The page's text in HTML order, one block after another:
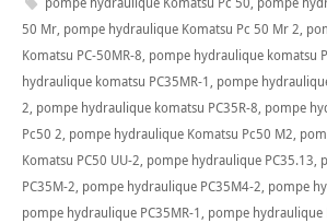
50 Mr, pompe hydraulique Komatsu Pc 50 Mr 2,
Komatsu PC-50MR-8, pompe hydraulique komatsu
hydraulique komatsu PC35MR-1, pompe
2, pompe hydraulique komatsu PC35R-8, pompe
Pc50 2, pompe hydraulique Komatsu Pc50 M2,
Komatsu PC50 UU-2, pompe hydraulique PC35.13,
PC35M-2, pompe hydraulique PC35M4-2, pompe
pompe hydraulique PC35MR-1, pompe hydraulique